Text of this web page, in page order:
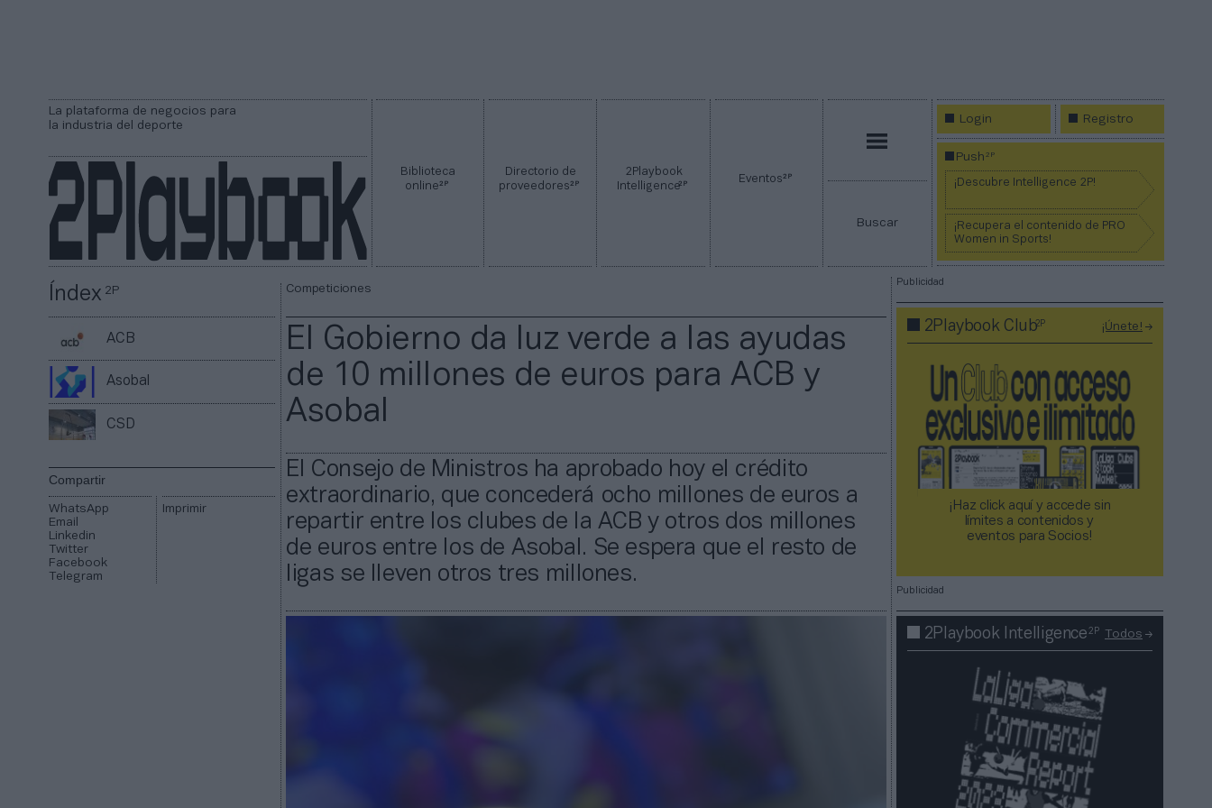
La plataforma de negocios para
la industria del deporte
Biblioteca
online2P
Directorio de
proveedores2P
2Playbook
Intelligence2P Eventos2P
Buscar
Login Registro
Push2P
¡Descubre Intelligence 2P!
¡Recupera el contenido de PRO
Women in Sports!
Índex2P
ACB
Asobal
CSD
Compartir
WhatsApp
Email
Linkedin
Twitter
Facebook
Telegram
Imprimir
Competiciones
El Gobierno da luz verde a las ayudas
de 10 millones de euros para ACB y
Asobal
El Consejo de Ministros ha aprobado hoy el crédito
extraordinario, que concederá ocho millones de euros a
repartir entre los clubes de la ACB y otros dos millones
de euros entre los de Asobal. Se espera que el resto de
ligas se lleven otros tres millones.
Publicidad
2Playbook Club2P ¡Únete!
¡Haz click aquí y accede sin
límites a contenidos y
eventos para Socios!​​​​​​​
Publicidad
2Playbook Intelligence2P Todos